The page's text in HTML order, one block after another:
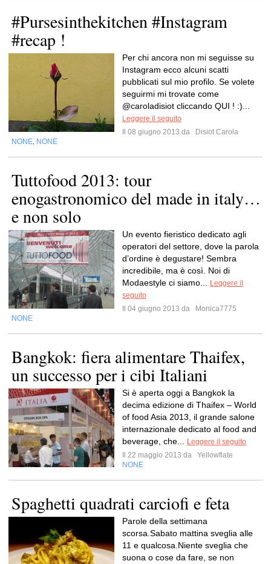
#Pursesinthekitchen #Instagram
#recap !
Per chi ancora non mi seguisse su
Instagram ecco alcuni scatti
pubblicati sul mio profilo. Se volete
seguirmi mi trovate come
@caroladisiot cliccando QUI ! :)...
Leggere il seguito
Il 08 giugno 2013 da
Disiot Carola
NONE NONE
Tuttofood 2013: tour
enogastronomico del made in italy…
e non solo
Un evento fieristico dedicato agli
operatori del settore, dove la parola
d’ordine è degustare! Sembra
incredibile, ma è così. Noi di
Modaestyle ci siamo...
Leggere il
seguito
Il 04 giugno 2013 da
Monica7775
NONE
Bangkok: fiera alimentare Thaifex,
un successo per i cibi Italiani
Si è aperta oggi a Bangkok la
decima edizione di Thaifex – World
of food Asia 2013, il grande salone
internazionale dedicato al food and
beverage, che...
Leggere il seguito
Il 22 maggio 2013 da
Yellowflate
NONE
Spaghetti quadrati carciofi e feta
Parole della settimana
scorsa.Sabato mattina sveglia alle
11 e qualcosa.Niente sveglia che
suona o cose da fare, se non